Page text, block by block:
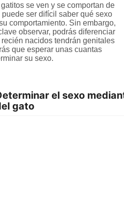
se ven y se comportan de
ser difícil saber qué sexo
comportamiento. Sin embargo,
observar, podrás diferenciar
nacidos tendrán genitales
que esperar unas cuantas
su sexo.
el sexo
gato